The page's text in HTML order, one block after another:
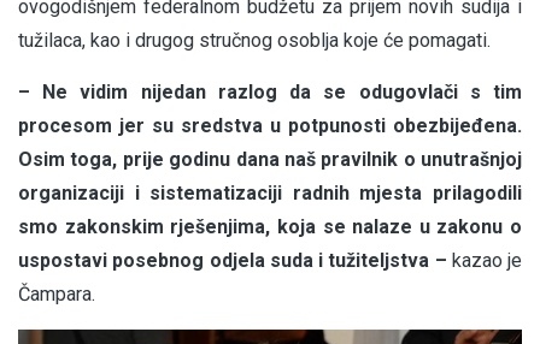
ovogodišnjem federalnom budžetu za prijem novih sudija i
tužilaca, kao i drugog stručnog osoblja koje će pomagati.
– Ne vidim nijedan razlog da se odugovlači s tim
procesom jer su sredstva u potpunosti obezbijeđena.
Osim toga, prije godinu dana naš pravilnik o unutrašnjoj
organizaciji i sistematizaciji radnih mjesta prilagodili
smo zakonskim rješenjima, koja se nalaze u zakonu o
uspostavi posebnog odjela suda i tužiteljstva – kazao je
Čampara.